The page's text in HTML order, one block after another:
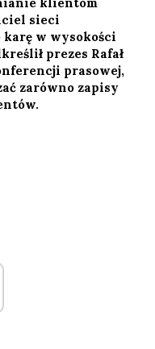
sieci
w wysokości
prezes Rafał
prasowej,
zarówno zapisy